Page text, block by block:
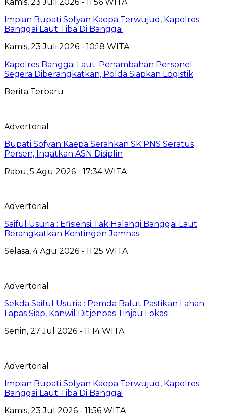
Impian Bupati Sofyan Kaepa Terwujud, Kapolres
Banggai Laut Tiba Di Banggai
Kamis, 23 Juli 2026 - 10:18 WITA
Kapolres Banggai Laut: Penambahan Personel
Segera Diberangkatkan, Polda Siapkan Logistik
Berita Terbaru
Advertorial
Bupati Sofyan Kaepa Serahkan SK PNS Seratus
Persen, Ingatkan ASN Disiplin
Rabu, 5 Agu 2026 - 17:34 WITA
Advertorial
Saiful Usuria : Efisiensi Tak Halangi Banggai Laut
Berangkatkan Kontingen Jamnas
Selasa, 4 Agu 2026 - 11:25 WITA
Advertorial
Sekda Saiful Usuria : Pemda Balut Pastikan Lahan
Lapas Siap, Kanwil Ditjenpas Tinjau Lokasi
Senin, 27 Jul 2026 - 11:14 WITA
Advertorial
Impian Bupati Sofyan Kaepa Terwujud, Kapolres
Banggai Laut Tiba Di Banggai
Kamis, 23 Jul 2026 - 11:56 WITA